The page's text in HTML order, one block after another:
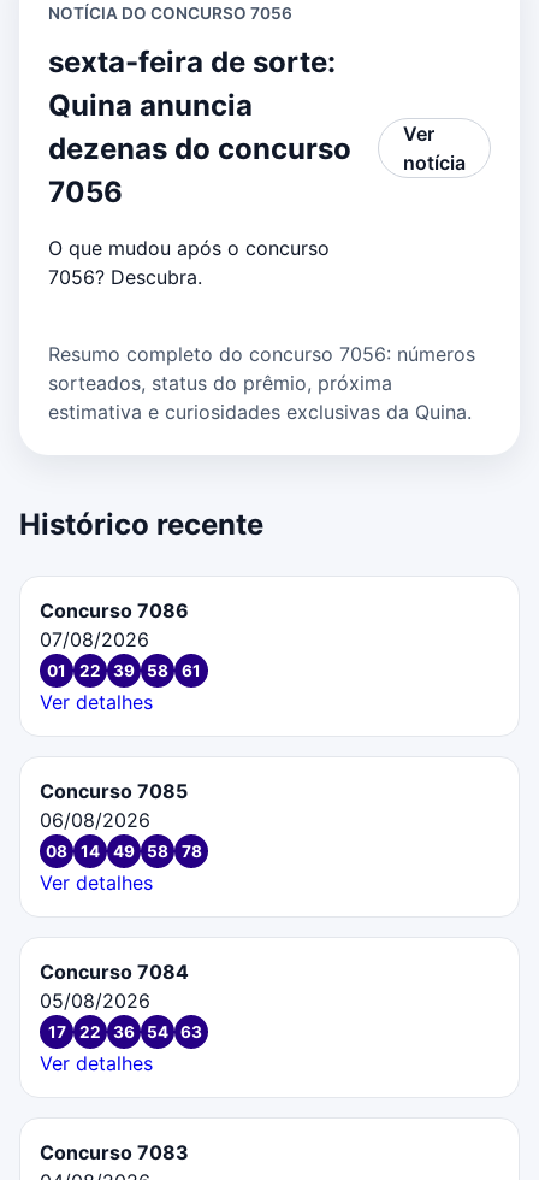
NOTÍCIA DO CONCURSO 7056
sexta-feira de sorte:
Quina anuncia
dezenas do concurso
7056
O que mudou após o concurso
7056? Descubra.
Ver
notícia
Resumo completo do concurso 7056: números
sorteados, status do prêmio, próxima
estimativa e curiosidades exclusivas da Quina.
Histórico recente
Concurso 7086
07/08/2026
01 22 39 58 61
Ver detalhes
Concurso 7085
06/08/2026
08 14 49 58 78
Ver detalhes
Concurso 7084
05/08/2026
17 22 36 54 63
Ver detalhes
Concurso 7083